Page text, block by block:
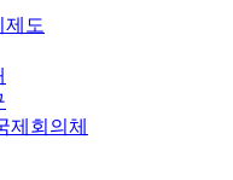
제도
제회의체